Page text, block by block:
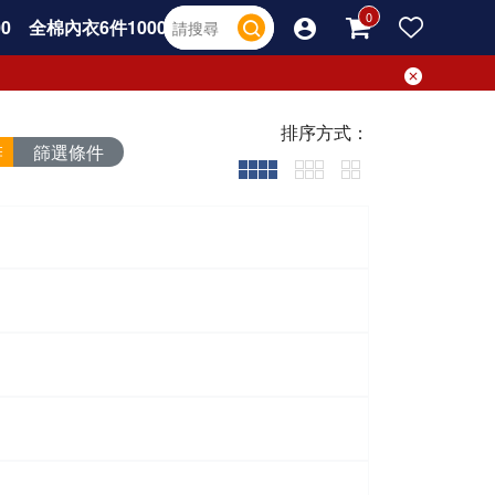
全棉內衣6件1000
篩選條件
排序方式：